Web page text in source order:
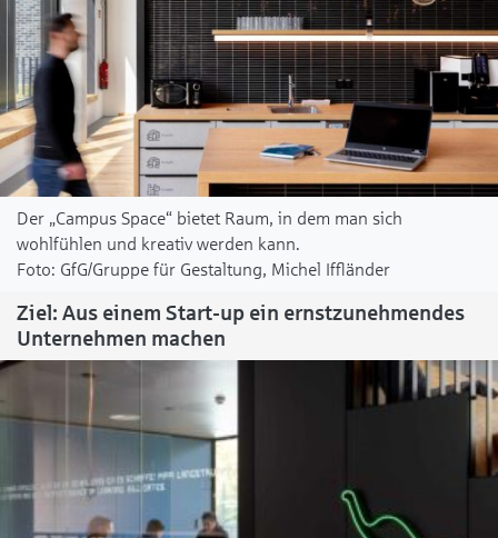
Der „Campus Space“ bietet Raum, in dem man sich
wohlfühlen und kreativ werden kann.
GfG/Gruppe für Gestaltung, Michel Iffländer
Ziel: Aus einem Start-up ein ernstzunehmendes
Unternehmen machen